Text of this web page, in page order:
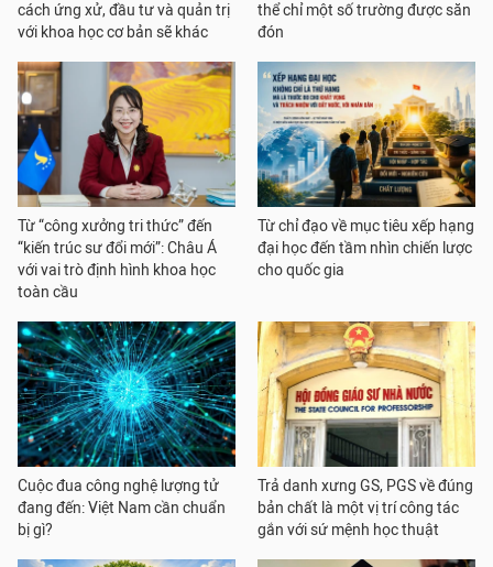
cách ứng xử, đầu tư và quản trị
với khoa học cơ bản sẽ khác
thể chỉ một số trường được săn
đón
Từ “công xưởng tri thức” đến
“kiến trúc sư đổi mới”: Châu Á
với vai trò định hình khoa học
toàn cầu
Từ chỉ đạo về mục tiêu xếp hạng
đại học đến tầm nhìn chiến lược
cho quốc gia
Cuộc đua công nghệ lượng tử
đang đến: Việt Nam cần chuẩn
bị gì?
Trả danh xưng GS, PGS về đúng
bản chất là một vị trí công tác
gắn với sứ mệnh học thuật